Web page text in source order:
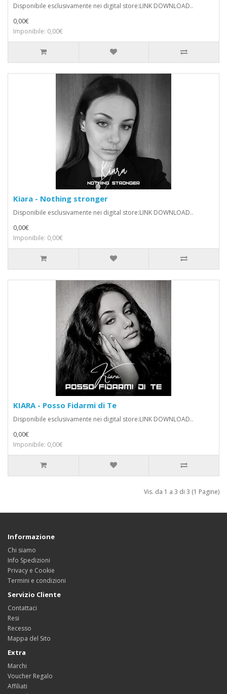
Disponibile esclusivamente nei digital store:LINK DOWNLOAD..
0,00€
Imponibile: 0,00€
Kiara - Nothing stronger
Disponibile esclusivamente nei digital store:LINK DOWNLOAD..
0,00€
Imponibile: 0,00€
KIARA - Posso Fidarmi di Te
Disponibile esclusivamente nei digital store:LINK DOWNLOAD..
0,00€
Imponibile: 0,00€
Vis. da 1 a 3 di 3 (1 Pagine)
Informazione
Chi siamo
Info Spedizioni
Privacy e Cookie
Termini e condizioni
Servizio Cliente
Contattaci
Resi
Recesso
Mappa del Sito
Extra
Marchi
Voucher Regalo
Affiliati